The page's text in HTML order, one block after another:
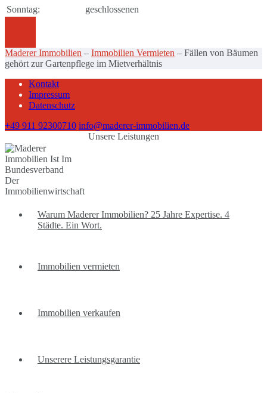
Sonntag:
geschlossenen
Maderer Immobilien – Immobilien Vermieten – Fällen von Bäumen
gehört zur Gartenpflege im Mietverhältnis
Kontakt
Impressum
Datenschutz
+49 911 92300710 info@maderer-immobilien.de
Unsere Leistungen
Warum Maderer Immobilien? 25 Jahre Expertise. 4
Städte. Ein Wort.
Immobilien vermieten
Immobilien verkaufen
Unserere Leistungsgarantie